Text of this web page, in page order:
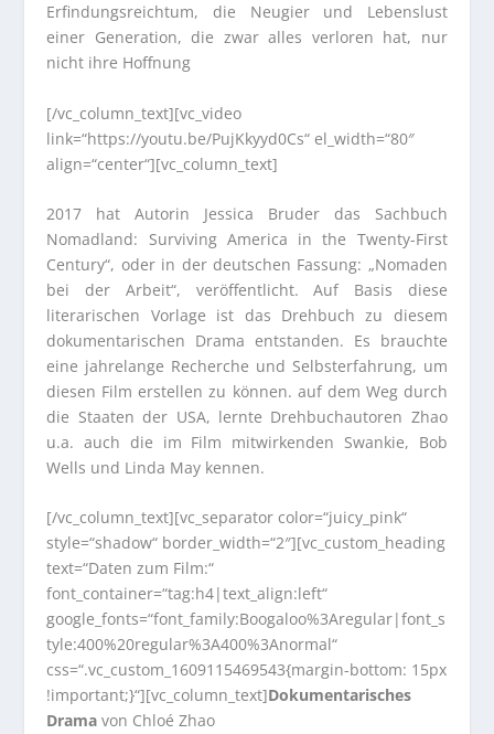
Erfindungsreichtum, die Neugier und Lebenslust
einer Generation, die zwar alles verloren hat, nur
nicht ihre Hoffnung
[/vc_column_text][vc_video
link=“https://youtu.be/PujKkyyd0Cs“ el_width=“80″
align=“center“][vc_column_text]
2017 hat Autorin Jessica Bruder das Sachbuch
Nomadland: Surviving America in the Twenty-First
Century“, oder in der deutschen Fassung: „Nomaden
bei der Arbeit“, veröffentlicht. Auf Basis diese
literarischen Vorlage ist das Drehbuch zu diesem
dokumentarischen Drama entstanden. Es brauchte
eine jahrelange Recherche und Selbsterfahrung, um
diesen Film erstellen zu können. auf dem Weg durch
die Staaten der USA, lernte Drehbuchautoren Zhao
u.a. auch die im Film mitwirkenden Swankie, Bob
Wells und Linda May kennen.
[/vc_column_text][vc_separator color=“juicy_pink“
style=“shadow“ border_width=“2″][vc_custom_heading
text=“Daten zum Film:“
font_container=“tag:h4|text_align:left“
google_fonts=“font_family:Boogaloo%3Aregular|font_s
tyle:400%20regular%3A400%3Anormal“
css=“.vc_custom_1609115469543{margin-bottom: 15px
!important;}“][vc_column_text]Dokumentarisches
Drama von Chloé Zhao